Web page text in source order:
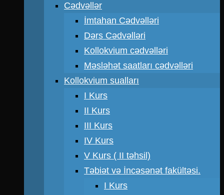
Cədvəllər
İmtahan Cədvəlləri
Dərs Cədvəlləri
Kollokvium cədvəlləri
Məsləhət saatları cədvəlləri
Kollokvium sualları
I Kurs
II Kurs
III Kurs
IV Kurs
V Kurs ( II təhsil)
Təbiət və İncəsənət fakültəsi.
I Kurs